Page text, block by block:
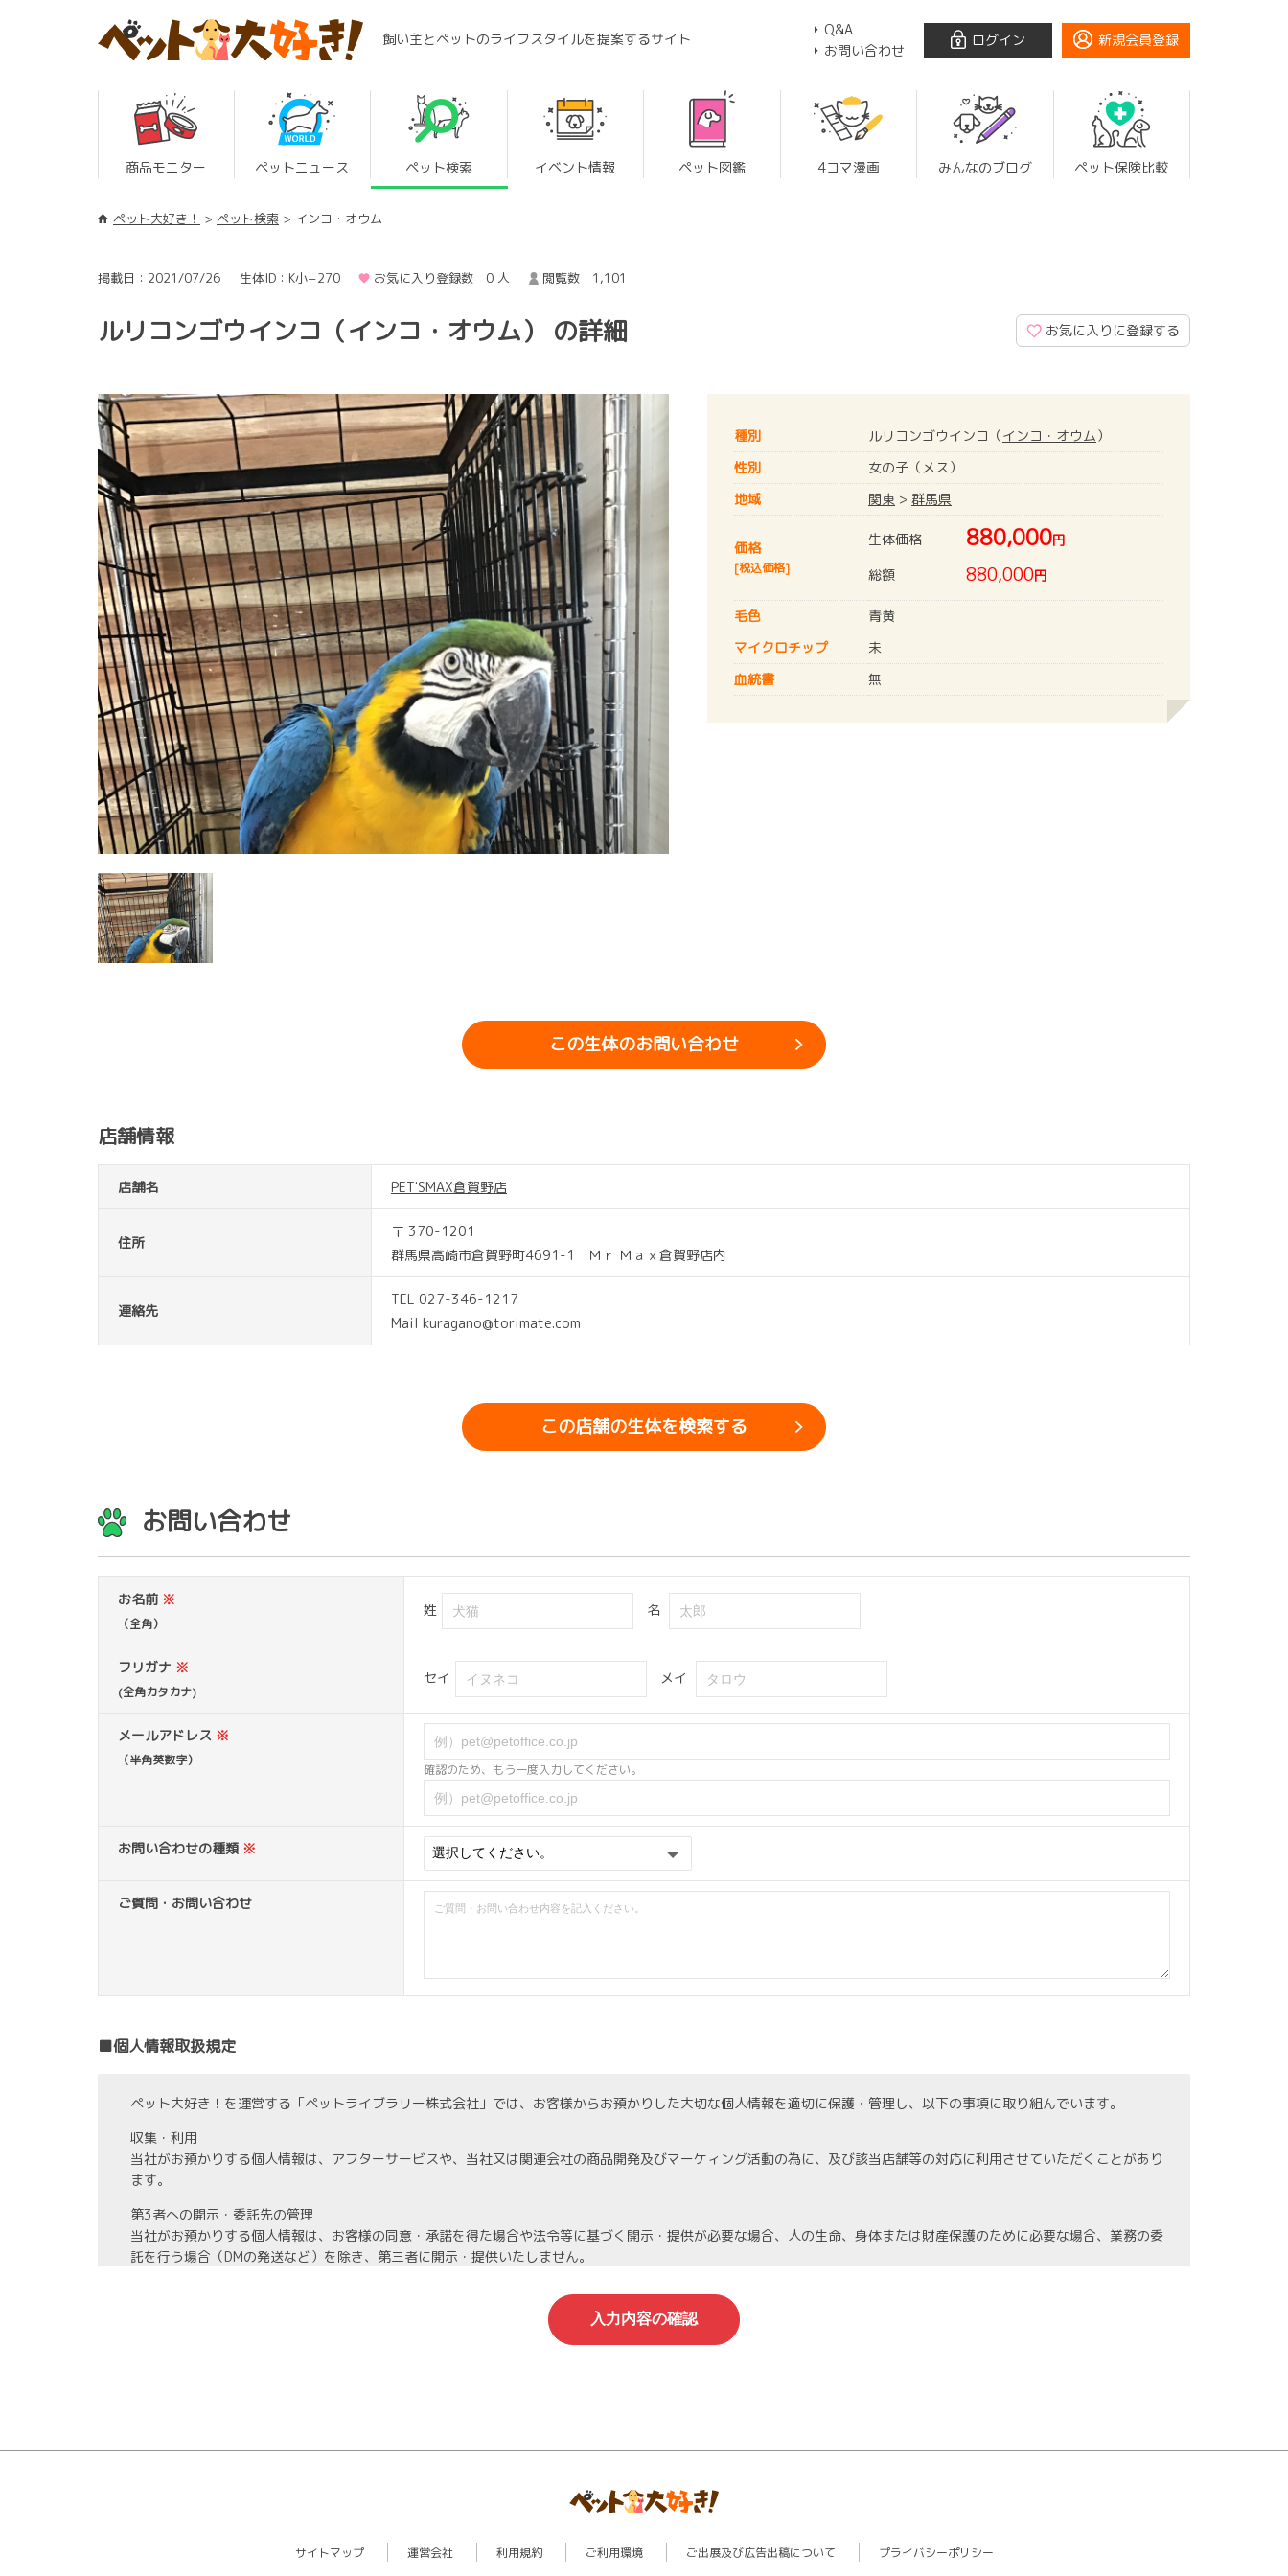
飼い主とペットのライフスタイルを提案するサイト
Q&A
お問い合わせ
ログイン 新規会員登録
商品モニター ペットニュース ペット検索 イベント情報 ペット図鑑 4コマ漫画 みんなのブログ ペット保険比較
ペット大好き！ ペット検索 インコ・オウム
掲載日：2021/07/26 生体ID：K小−270 お気に入り登録数 0 人 閲覧数 1,101
ルリコンゴウインコ（インコ・オウム） の詳細 お気に入りに登録する
種別 ルリコンゴウインコ（インコ・オウム）
性別
女の子（メス）
地域
関東 > 群馬県
価格
[税込価格]
生体価格 880,000円
総額
880,000円
毛色
青黄
マイクロチップ
未
血統書
無
この生体のお問い合わせ
店舗情報
店舗名 PET'SMAX倉賀野店
住所
〒 370-1201
群馬県高崎市倉賀野町4691-1 Ｍｒ Ｍａｘ倉賀野店内
連絡先
TEL 027-346-1217
Mail kuragano@torimate.com
この店舗の生体を検索する
お問い合わせ
お名前 ※
（全角）
姓 名
フリガナ ※
(全角カタカナ)
セイ メイ
メールアドレス ※
（半角英数字）
確認のため、もう一度入力してください。
お問い合わせの種類 ※
ご質問・お問い合わせ
■個人情報取扱規定
ペット大好き！を運営する「ペットライブラリー株式会社」では、お客様からお預かりした大切な個人情報を適切に保護・管理し、以下の事項に取り組んでいます。
収集・利用
当社がお預かりする個人情報は、アフターサービスや、当社又は関連会社の商品開発及びマーケィング活動の為に、及び該当店舗等の対応に利用させていただくことがあり
ます。
第3者への開示・委託先の管理
当社がお預かりする個人情報は、お客様の同意・承諾を得た場合や法令等に基づく開示・提供が必要な場合、人の生命、身体または財産保護のために必要な場合、業務の委
託を行う場合（DMの発送など）を除き、第三者に開示・提供いたしません。
当社がお預かりする氏名、住所、電話番号等の個人情報は当社が責任を持って管理し、個人情報への不正アクセスや情報の紛失、破壊、漏洩等などの危険防止に努めます。
サイトマップ 運営会社 利用規約 ご利用環境 ご出展及び広告出稿について プライバシーポリシー